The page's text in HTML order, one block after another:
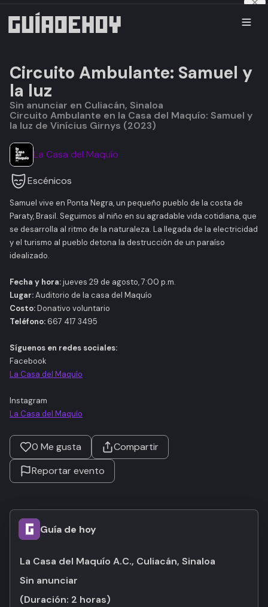
Circuito Ambulante: Samuel y
la luz
Sin anunciar en Culiacán, Sinaloa
Circuito Ambulante en la Casa del Maquío: Samuel y
la luz de Vinícius Girnys (2023)
La Casa del Maquío
Escénicos
Samuel vive en Ponta Negra, un pequeño pueblo de la costa de
Paraty, Brasil. Seguimos al niño en su agradable vida cotidiana, que
se desarrolla al ritmo de la naturaleza. La llegada de la electricidad
y el turismo al pueblo detona la destrucción de un paraíso
idealizado.
Fecha y hora:jueves 29 de agosto, 7:00 p.m.
Lugar:Auditorio de la casa del Maquío
Costo:Donativo voluntario
Teléfono: 667 417 3495
Síguenos en redes sociales:
Facebook
La Casa del Maquío
Instagram
La Casa del Maquío
0 Me gusta
Compartir
Reportar evento
Guía de hoy
La Casa del Maquío A.C., Culiacán, Sinaloa
Sin anunciar
(Duración: 2 horas)